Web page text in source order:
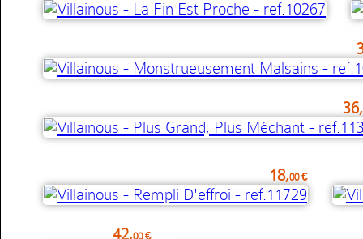
36,
18,00 €
42,00 €